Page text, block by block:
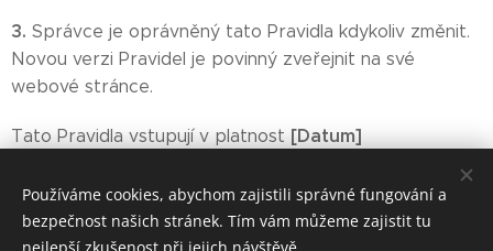
3. Správce je oprávněný tato Pravidla kdykoliv změnit.
Novou verzi Pravidel je povinný zveřejnit na své
webové stránce.
Tato Pravidla vstupují v platnost [Datum]
Používáme cookies, abychom zajistili správné fungování a
bezpečnost našich stránek. Tím vám můžeme zajistit tu